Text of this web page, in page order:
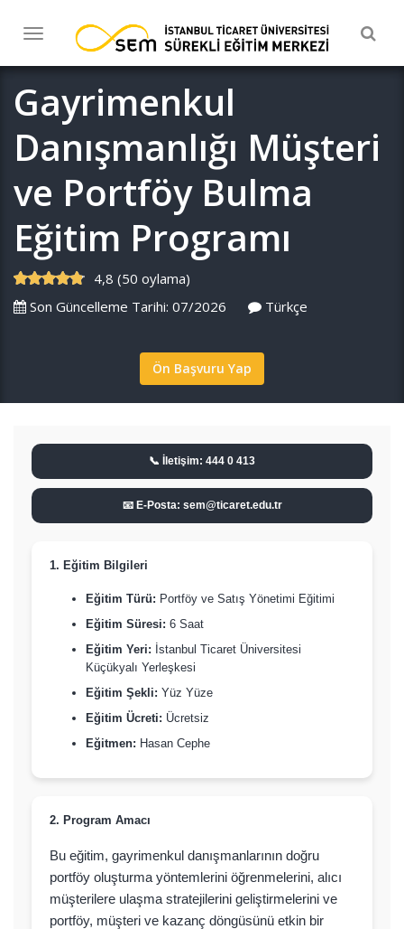
Toggle
navigation
Gayrimenkul
Danışmanlığı Müşteri
ve Portföy Bulma
Eğitim Programı
4,8 (50 oylama)
Son Güncelleme Tarihi: 07/2026
Türkçe
Ön Başvuru Yap
📞 İletişim: 444 0 413
📧 E-Posta: sem@ticaret.edu.tr
1. Eğitim Bilgileri
Eğitim Türü: Portföy ve Satış Yönetimi Eğitimi
Eğitim Süresi: 6 Saat
Eğitim Yeri: İstanbul Ticaret Üniversitesi
Küçükyalı Yerleşkesi
Eğitim Şekli: Yüz Yüze
Eğitim Ücreti: Ücretsiz
Eğitmen: Hasan Cephe
2. Program Amacı
Bu eğitim, gayrimenkul danışmanlarının doğru
portföy oluşturma yöntemlerini öğrenmelerini, alıcı
müşterilere ulaşma stratejilerini geliştirmelerini ve
portföy, müşteri ve kazanç döngüsünü etkin bir